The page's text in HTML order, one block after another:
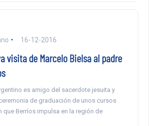
16-12-2016
visita de Marcelo Bielsa al padre
es amigo del sacerdote jesuita y
de graduación de unos cursos
que Berríos impulsa en la región de